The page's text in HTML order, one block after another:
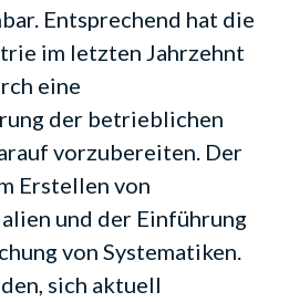
Entsprechend hat die
im letzten Jahrzehnt
eine
der betrieblichen
vorzubereiten. Der
Erstellen von
und der Einführung
von Systematiken.
sich aktuell